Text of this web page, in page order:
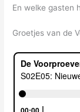
En welke gasten
Groetjes van de